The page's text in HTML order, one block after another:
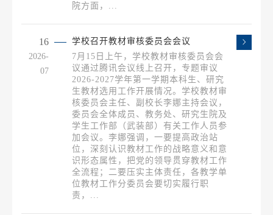
院方面，...
16
2026-
07
学校召开教材审核委员会会议
7月15日上午，学校教材审核委员会会
议通过腾讯会议线上召开，专题审议
2026-2027学年第一学期本科生、研究
生教材选用工作开展情况。学校教材审
核委员会主任、副校长李娜主持会议，
委员会全体成员、教务处、研究生院及
学生工作部（武装部）有关工作人员参
加会议。李娜强调，一要提高政治站
位，深刻认识教材工作的战略意义和意
识形态属性，把党的领导贯穿教材工作
全流程；二要压实主体责任，各教学单
位教材工作分委员会要切实履行职
责，...